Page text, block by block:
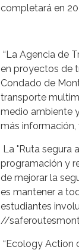
completará en
“La Agencia de
en proyectos de
Condado de
transporte
medio ambiente
más
La "Ruta segura
programación y
de mejorar la
es mantener a
estudiantes
//
“Ecology Action